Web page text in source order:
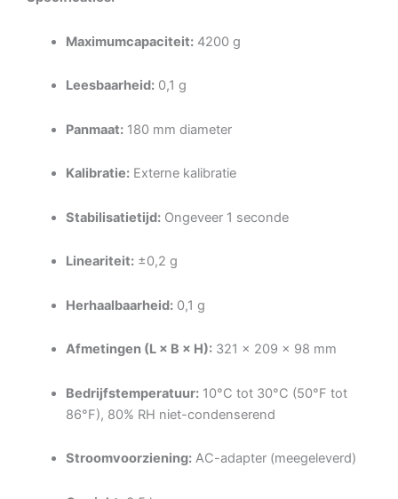
Maximumcapaciteit: 4200 g
Leesbaarheid: 0,1 g
Panmaat: 180 mm diameter
Kalibratie: Externe kalibratie
Stabilisatietijd: Ongeveer 1 seconde
Lineariteit: ±0,2 g
Herhaalbaarheid: 0,1 g
Afmetingen (L × B × H): 321 × 209 × 98 mm
Bedrijfstemperatuur: 10°C tot 30°C (50°F tot
86°F), 80% RH niet-condenserend
Stroomvoorziening: AC-adapter (meegeleverd)